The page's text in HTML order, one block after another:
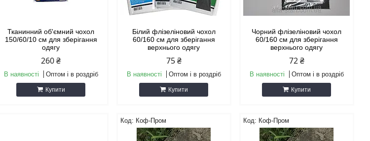
Тканинний об'ємний чохол
150/60/10 см для зберігання
одягу
260 ₴
В наявності Оптом і в роздріб
Купити
Білий флізеліновий чохол
60/160 см для зберігання
верхнього одягу
75 ₴
В наявності Оптом і в роздріб
Купити
Чорний флізеліновий чохол
60/160 см для зберігання
верхнього одягу
72 ₴
В наявності Оптом і в роздріб
Купити
Коф-Пром Коф-Пром